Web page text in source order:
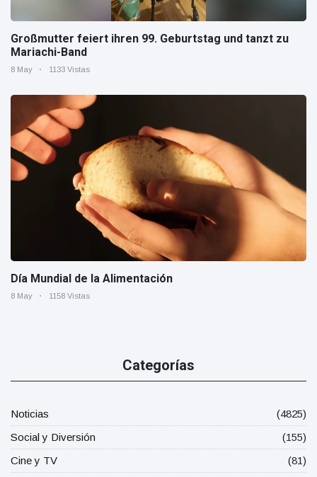
Großmutter feiert ihren 99. Geburtstag und tanzt zu
Mariachi-Band
8 May 1133 Vistas
Día Mundial de la Alimentación
8 May 1158 Vistas
Categorías
Noticias
(4825)
Social y Diversión
(155)
Cine y TV
(81)